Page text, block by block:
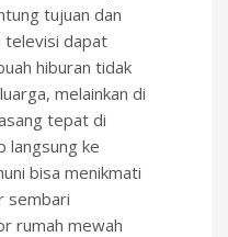
tujuan dan
televisi dapat
hiburan tidak
melainkan di
tepat di
langsung ke
bisa menikmati
sembari
rumah mewah